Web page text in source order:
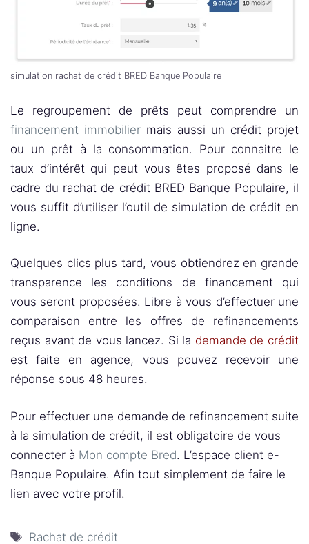
simulation rachat de crédit BRED Banque Populaire
Le regroupement de prêts peut comprendre un
financement immobilier mais aussi un crédit projet
ou un prêt à la consommation. Pour connaitre le
taux d’intérêt qui peut vous êtes proposé dans le
cadre du rachat de crédit BRED Banque Populaire, il
vous suffit d’utiliser l’outil de simulation de crédit en
ligne.
Quelques clics plus tard, vous obtiendrez en grande
transparence les conditions de financement qui
vous seront proposées. Libre à vous d’effectuer une
comparaison entre les offres de refinancements
reçus avant de vous lancez. Si la demande de crédit
est faite en agence, vous pouvez recevoir une
réponse sous 48 heures.
Pour effectuer une demande de refinancement suite
à la simulation de crédit, il est obligatoire de vous
connecter à Mon compte Bred. L’espace client e-
Banque Populaire. Afin tout simplement de faire le
lien avec votre profil.
Étiquettes
Rachat de crédit